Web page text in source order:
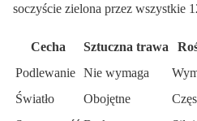
soczyście zielona przez wszystkie
Cecha Sztuczna trawa
Podlewanie Nie wymaga
Światło
Obojętne